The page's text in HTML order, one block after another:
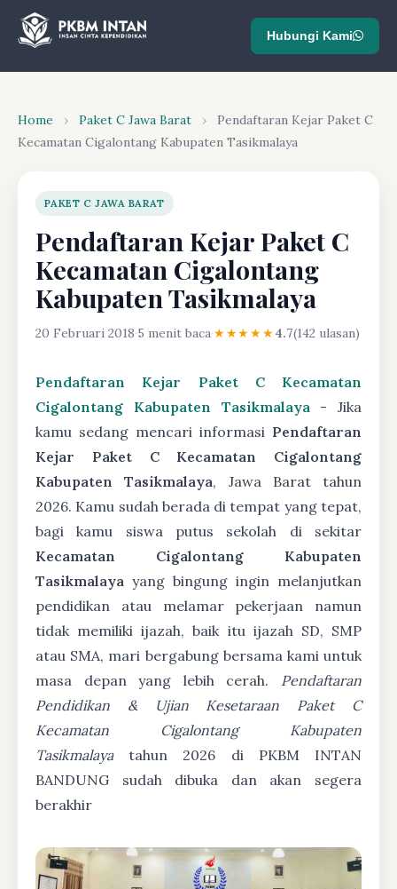
Hubungi Kami
Home › Paket C Jawa Barat ›
Pendaftaran Kejar Paket C
Kecamatan Cigalontang Kabupaten Tasikmalaya
PAKET C JAWA BARAT
Pendaftaran Kejar Paket C
Kecamatan Cigalontang
Kabupaten Tasikmalaya
20 Februari 2018·5 menit baca·★★★★★4.7(142 ulasan)
Pendaftaran Kejar Paket C Kecamatan
Cigalontang Kabupaten Tasikmalaya- Jika
kamu sedang mencari informasi Pendaftaran
Kejar Paket C Kecamatan Cigalontang
Kabupaten Tasikmalaya, Jawa Barat tahun
2026. Kamu sudah berada di tempat yang tepat,
bagi kamu siswa putus sekolah di sekitar
Kecamatan Cigalontang Kabupaten
Tasikmalaya yang bingung ingin melanjutkan
pendidikan atau melamar pekerjaan namun
tidak memiliki ijazah, baik itu ijazah SD, SMP
atau SMA, mari bergabung bersama kami untuk
masa depan yang lebih cerah. Pendaftaran
Pendidikan & Ujian Kesetaraan Paket C
Kecamatan Cigalontang Kabupaten
Tasikmalayatahun 2026 di PKBM INTAN
BANDUNG sudah dibuka dan akan segera
berakhir